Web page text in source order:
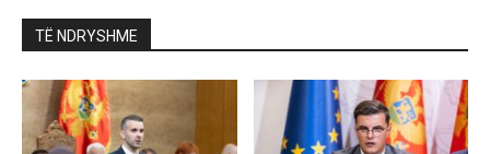
TË NDRYSHME